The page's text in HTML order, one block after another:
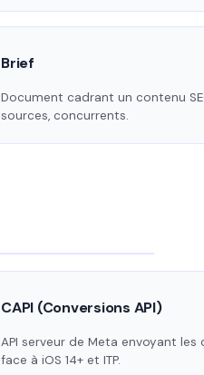
Brief
Document cadrant un contenu
sources, concurrents.
CAPI (Conversions API)
API serveur de Meta envoyant
face à iOS 14+ et ITP.